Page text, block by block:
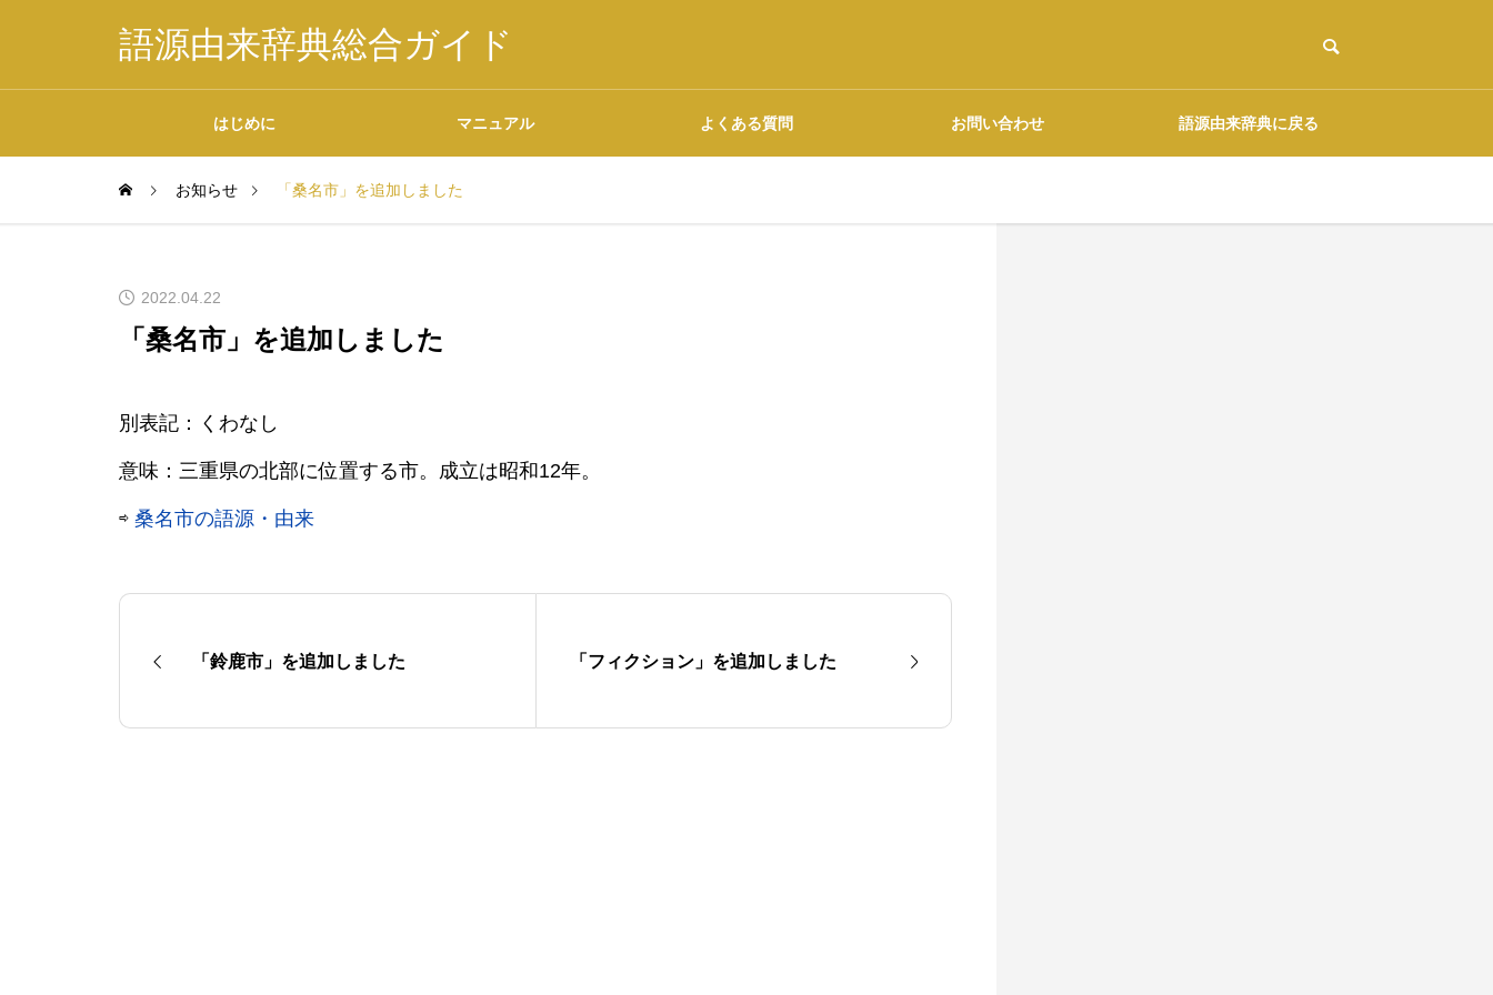
語源由来辞典総合ガイド
はじめに マニュアル よくある質問 お問い合わせ 語源由来辞典に戻る
お知らせ 「桑名市」を追加しました
2022.04.22
「桑名市」を追加しました
別表記：くわなし
意味：三重県の北部に位置する市。成立は昭和12年。
⇨ 桑名市の語源・由来
「鈴鹿市」を追加しました 「フィクション」を追加しました